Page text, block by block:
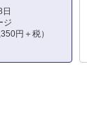
ジ
円＋税）